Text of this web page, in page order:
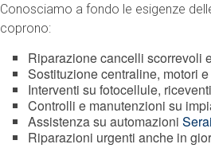
Conosciamo a fondo le esigenze
coprono:
Riparazione cancelli scorrevoli
Sostituzione centraline, motori
Interventi su fotocellule,
Controlli e manutenzioni su
Assistenza su automazioni Serai
Riparazioni urgenti anche in